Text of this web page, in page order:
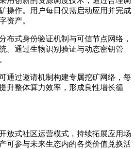
操作。用户每日仅需启动应用并完成
资产。
布式身份验证机制与可信节点网络，
。通过生物识别验证与动态密钥管
通过邀请机制构建专属挖矿网络，每
升整体算力效率，形成良性增长循
放式社区运营模式，持续拓展应用场
可参与未来生态内的各类价值兑换活